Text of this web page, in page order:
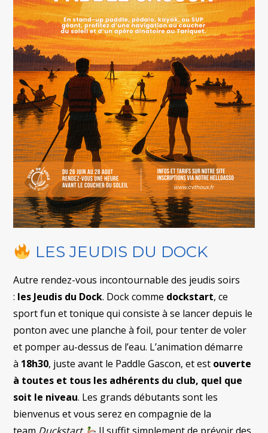
LES JEUDIS DU DOCK
Autre rendez-vous incontournable des jeudis soirs
: les Jeudis du Dock. Dock comme dockstart, ce
sport fun et tonique qui consiste à se lancer depuis le
ponton avec une planche à foil, pour tenter de voler
et pomper au-dessus de l’eau. L’animation démarre
à 18h30, juste avant le Paddle Gascon, et est ouverte
à toutes et tous les adhérents du club, quel que
soit le niveau. Les grands débutants sont les
bienvenus et vous serez en compagnie de la